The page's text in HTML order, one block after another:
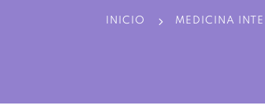
INICIO 5 MEDICINA